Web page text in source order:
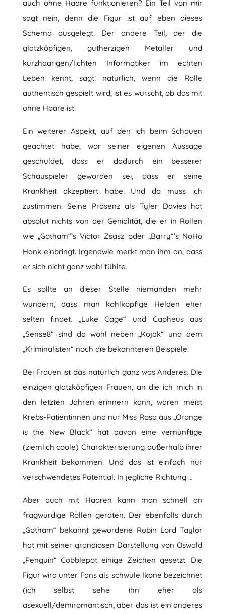
auch ohne Haare funktionieren? Ein Teil von mir
sagt nein, denn die Figur ist auf eben dieses
Schema ausgelegt. Der andere Teil, der die
glatzköpfigen, gutherzigen Metaller und
kurzhaarigen/lichten Informatiker im echten
Leben kennt, sagt: natürlich, wenn die Rolle
authentisch gespielt wird, ist es wurscht, ob das mit
ohne Haare ist.
Ein weiterer Aspekt, auf den ich beim Schauen
geachtet habe, war seiner eigenen Aussage
geschuldet, dass er dadurch ein besserer
Schauspieler geworden sei, dass er seine
Krankheit akzeptiert habe. Und da muss ich
zustimmen. Seine Präsenz als Tyler Davies hat
absolut nichts von der Genialität, die er in Rollen
wie „Gotham“’s Victor Zsasz oder „Barry“’s NoHo
Hank einbringt. Irgendwie merkt man ihm an, dass
er sich nicht ganz wohl fühlte.
Es sollte an dieser Stelle niemanden mehr
wundern, dass man kahlköpfige Helden eher
selten findet. „Luke Cage“ und Capheus aus
„Sense8“ sind da wohl neben „Kojak“ und dem
„Kriminalisten“ noch die bekannteren Beispiele.
Bei Frauen ist das natürlich ganz was Anderes. Die
einzigen glatzköpfigen Frauen, an die ich mich in
den letzten Jahren erinnern kann, waren meist
Krebs-Patientinnen und nur Miss Rosa aus „Orange
is the New Black“ hat davon eine vernünftige
(ziemlich coole) Charakterisierung außerhalb ihrer
Krankheit bekommen. Und das ist einfach nur
verschwendetes Potential. In jegliche Richtung …
Aber auch mit Haaren kann man schnell an
fragwürdige Rollen geraten. Der ebenfalls durch
„Gotham“ bekannt gewordene Robin Lord Taylor
hat mit seiner grandiosen Darstellung von Oswald
„Penguin“ Cobblepot einige Zeichen gesetzt. Die
Figur wird unter Fans als schwule Ikone bezeichnet
(ich selbst sehe ihn eher als
asexuell/demiromantisch, aber das ist ein anderes